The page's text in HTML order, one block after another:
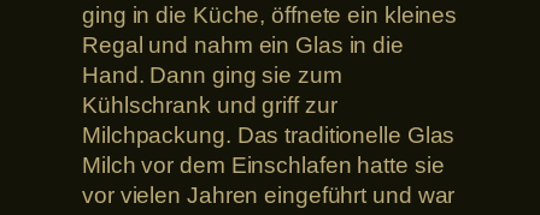
ging in die Küche, öffnete ein kleines
Regal und nahm ein Glas in die
Hand. Dann ging sie zum
Kühlschrank und griff zur
Milchpackung. Das traditionelle Glas
Milch vor dem Einschlafen hatte sie
vor vielen Jahren eingeführt und war